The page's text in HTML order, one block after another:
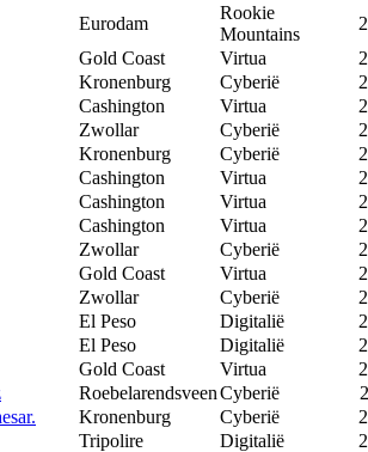
Eurodam
Rookie
Mountains
Gold Coast Virtua
Kronenburg Cyberië
Cashington Virtua
Zwollar Cyberië
Kronenburg Cyberië
Cashington Virtua
Cashington Virtua
Cashington Virtua
Zwollar Cyberië
Gold Coast Virtua
Zwollar Cyberië
El Peso Digitalië
El Peso Digitalië
Gold Coast Virtua
RoebelarendsveenCyberië
Kronenburg Cyberië
Tripolire Digitalië